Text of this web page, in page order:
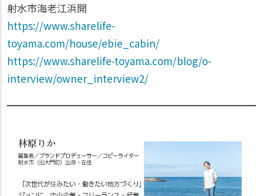
射水市海老江浜開
https://www.sharelife-
toyama.com/house/ebie_cabin/
https://www.sharelife-toyama.com/blog/o-
interview/owner_interview2/